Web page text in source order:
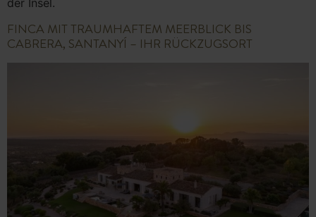
der Insel.
FINCA MIT TRAUMHAFTEM MEERBLICK BIS
CABRERA, SANTANYÍ – IHR RÜCKZUGSORT